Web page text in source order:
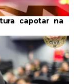
capotar na